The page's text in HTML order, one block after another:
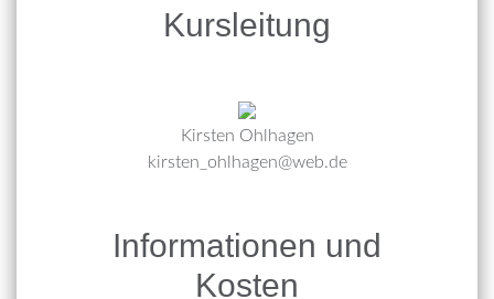
Kursleitung
Kirsten Ohlhagen
kirsten_ohlhagen@web.de
Informationen und
Kosten